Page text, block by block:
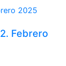
Febrero